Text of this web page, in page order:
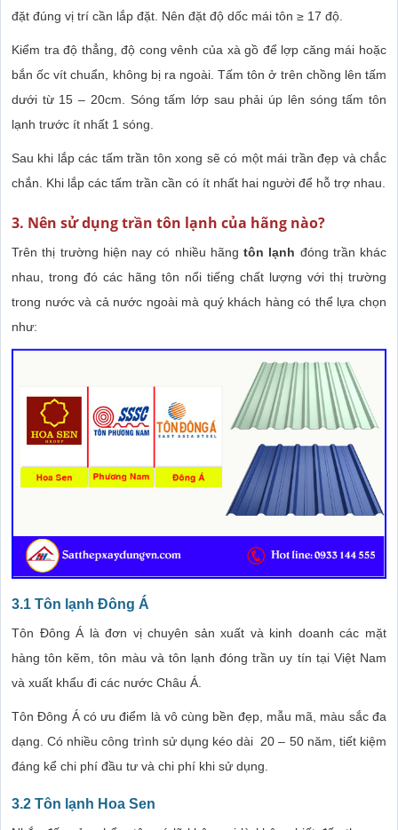
đặt đúng vị trí cần lắp đặt. Nên đặt độ dốc mái tôn ≥ 17 độ.
Kiểm tra độ thẳng, độ cong vênh của xà gồ để lợp căng mái hoặc
bắn ốc vít chuẩn, không bị ra ngoài. Tấm tôn ở trên chồng lên tấm
dưới từ 15 – 20cm. Sóng tấm lớp sau phải úp lên sóng tấm tôn
lạnh trước ít nhất 1 sóng.
Sau khi lắp các tấm trần tôn xong sẽ có một mái trần đẹp và chắc
chắn. Khi lắp các tấm trần cần có ít nhất hai người để hỗ trợ nhau.
3. Nên sử dụng trần tôn lạnh của hãng nào?
Trên thị trường hiện nay có nhiều hãng tôn lạnh đóng trần khác
nhau, trong đó các hãng tôn nổi tiếng chất lượng với thị trường
trong nước và cả nước ngoài mà quý khách hàng có thể lựa chọn
như:
3.1 Tôn lạnh Đông Á
Tôn Đông Á là đơn vị chuyên sản xuất và kinh doanh các mặt
hàng tôn kẽm, tôn màu và tôn lạnh đóng trần uy tín tại Việt Nam
và xuất khẩu đi các nước Châu Á.
Tôn Đông Á có ưu điểm là vô cùng bền đẹp, mẫu mã, màu sắc đa
dạng. Có nhiều công trình sử dụng kéo dài 20 – 50 năm, tiết kiệm
đáng kể chi phí đầu tư và chi phí khi sử dụng.
3.2 Tôn lạnh Hoa Sen